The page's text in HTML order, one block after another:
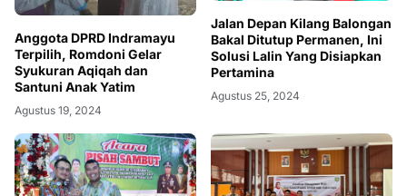
Anggota DPRD Indramayu
Terpilih, Romdoni Gelar
Syukuran Aqiqah dan
Santuni Anak Yatim
Agustus 19, 2024
Jalan Depan Kilang Balongan
Bakal Ditutup Permanen, Ini
Solusi Lalin Yang Disiapkan
Pertamina
Agustus 25, 2024